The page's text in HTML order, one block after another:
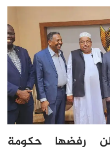
رفضها حكومة